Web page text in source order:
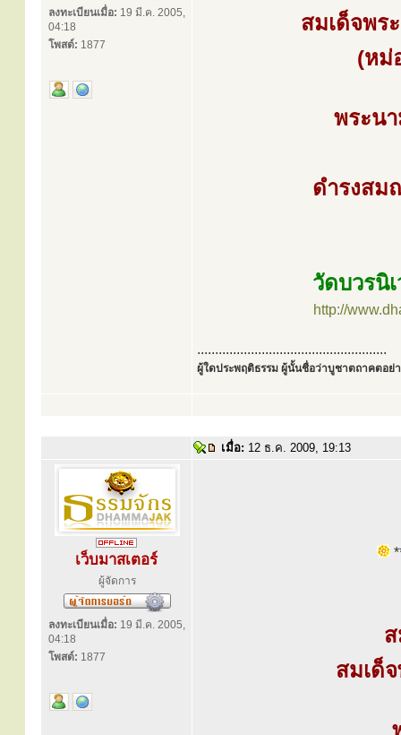
ลงทะเบียนเมื่อ: 19 มี.ค. 2005,
04:18
โพสต์: 1877
สมเด็จพร
(หม่
พระน
ดำรงสม
วัดบวรนิ
http://
.....................................................
ผู้ใดประพฤติธรรม ผู้นั้นชื่อว่าบูชาตถาคตอย่า
เมื่อ: 12 ธ.ค. 2009, 19:13
เว็บมาสเตอร์
ผู้จัดการ
ลงทะเบียนเมื่อ: 19 มี.ค. 2005,
04:18
โพสต์: 1877
สมเด็